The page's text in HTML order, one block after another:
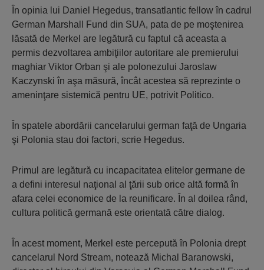
În opinia lui Daniel Hegedus, transatlantic fellow în cadrul
German Marshall Fund din SUA, pata de pe moştenirea
lăsată de Merkel are legătură cu faptul că aceasta a
permis dezvoltarea am­biţiilor autoritare ale premierului
maghiar Viktor Orban şi ale polo­nezului Jaroslaw
Kaczynski în aşa măsură, încât acestea să reprezinte o
ameninţare sistemică pentru UE, potrivit Politico.
În spatele abordării can­ce­la­ru­lui german faţă de Ungaria
şi Polonia stau doi factori, scrie He­gedus.
Primul are legătură cu incapacitatea elitelor germane de
a defini interesul naţional al ţării sub orice altă formă în
afara celei economice de la reunificare. În al doilea rând,
cultura politică ger­mană este orientată către dialog.
În acest moment, Merkel este percepută în Polonia drept
cancelarul Nord Stream, notează Michal Baranowski,